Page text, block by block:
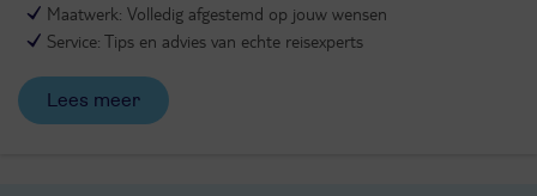
Maatwerk: Volledig afgestemd op jouw wensen
Service: Tips en advies van echte reisexperts
Lees meer